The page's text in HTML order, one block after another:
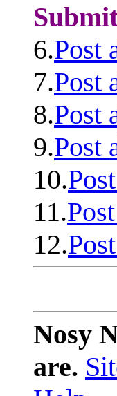
6.Post
7.Post
8.Post
9.Post
10.
11.
12.
Nosy
are.